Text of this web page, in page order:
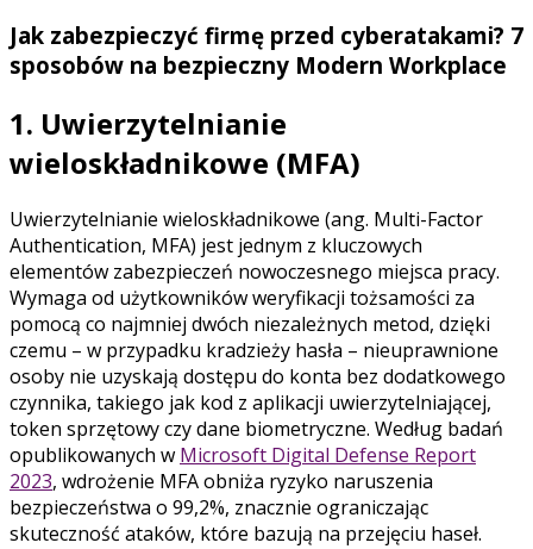
Jak zabezpieczyć firmę przed cyberatakami? 7
sposobów na bezpieczny Modern Workplace
1. Uwierzytelnianie
wieloskładnikowe (MFA)
Uwierzytelnianie wieloskładnikowe (ang. Multi-Factor
Authentication, MFA) jest jednym z kluczowych
elementów zabezpieczeń nowoczesnego miejsca pracy.
Wymaga od użytkowników weryfikacji tożsamości za
pomocą co najmniej dwóch niezależnych metod, dzięki
czemu – w przypadku kradzieży hasła – nieuprawnione
osoby nie uzyskają dostępu do konta bez dodatkowego
czynnika, takiego jak kod z aplikacji uwierzytelniającej,
token sprzętowy czy dane biometryczne. Według badań
opublikowanych w Microsoft Digital Defense Report
2023, wdrożenie MFA obniża ryzyko naruszenia
bezpieczeństwa o 99,2%, znacznie ograniczając
skuteczność ataków, które bazują na przejęciu haseł.